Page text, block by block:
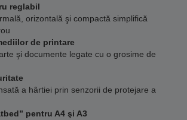
reglabil
orizontală şi compactă simplifică
de printare
şi documente legate cu o grosime de
a hârtiei prin senzorii de protejare a
pentru A4 şi A3